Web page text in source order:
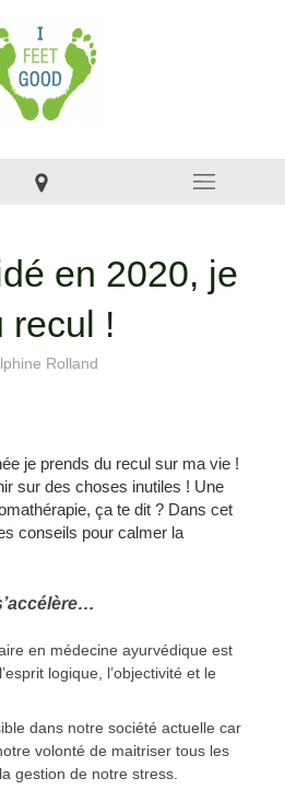
en 2020, je
recul !
Rolland
je prends du recul sur ma vie !
sur des choses inutiles ! Une
ça te dit ? Dans cet
conseils pour calmer la
en médecine ayurvédique est
logique, l’objectivité et le
dans notre société actuelle car
volonté de maitriser tous les
gestion de notre stress.